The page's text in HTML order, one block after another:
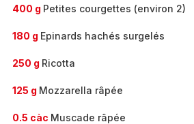
400 g Petites courgettes (environ 2)
180 g Epinards hachés surgelés
250 g Ricotta
125 g Mozzarella râpée
0.5 càc Muscade râpée